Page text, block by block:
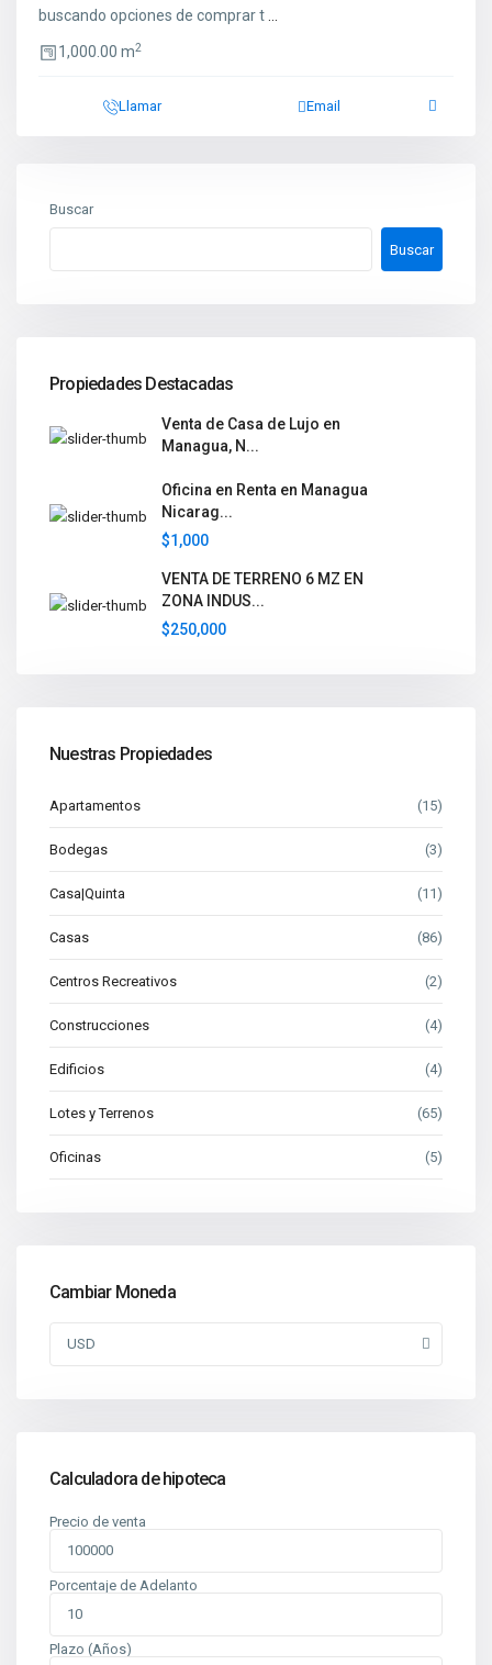
buscando opciones de comprar t
1,000.00 m2
Llamar Email
Buscar
Buscar
Propiedades Destacadas
Venta de Casa de Lujo en
Managua, N...
Oficina en Renta en Managua
Nicarag...
$1,000
VENTA DE TERRENO 6 MZ EN
ZONA INDUS...
$250,000
Nuestras Propiedades
Apartamentos (15)
Bodegas (3)
Casa|Quinta (11)
Casas (86)
Centros Recreativos (2)
Construcciones (4)
Edificios (4)
Lotes y Terrenos (65)
Oficinas (5)
Cambiar Moneda
USD
Calculadora de hipoteca
Precio de venta
Porcentaje de Adelanto
Plazo (Años)